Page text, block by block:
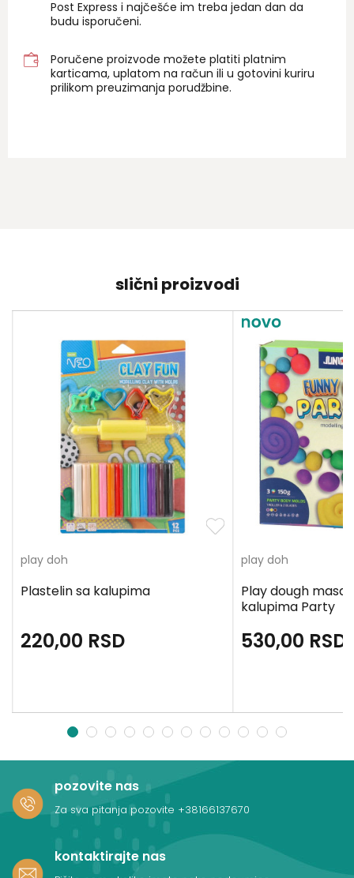
Post Express i najčešće im treba jedan dan da
budu isporučeni.
Poručene proizvode možete platiti platnim
karticama, uplatom na račun ili u gotovini kuriru
prilikom preuzimanja porudžbine.
slični proizvodi
play doh
Plastelin sa kalupima
220,00 RSD
play doh
Play dough masa
kalupima Party
530,00 RSD
1 2 3 4 5 6 7 8 9 10 11 12
pozovite nas
Za sva pitanja pozovite +38166137670
kontaktirajte nas